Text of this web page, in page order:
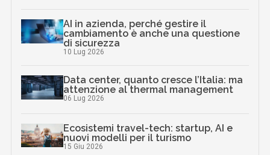
AI in azienda, perché gestire il
cambiamento è anche una questione
di sicurezza
10 Lug 2026
Data center, quanto cresce l’Italia: ma
attenzione al thermal management
06 Lug 2026
Ecosistemi travel-tech: startup, AI e
nuovi modelli per il turismo
15 Giu 2026